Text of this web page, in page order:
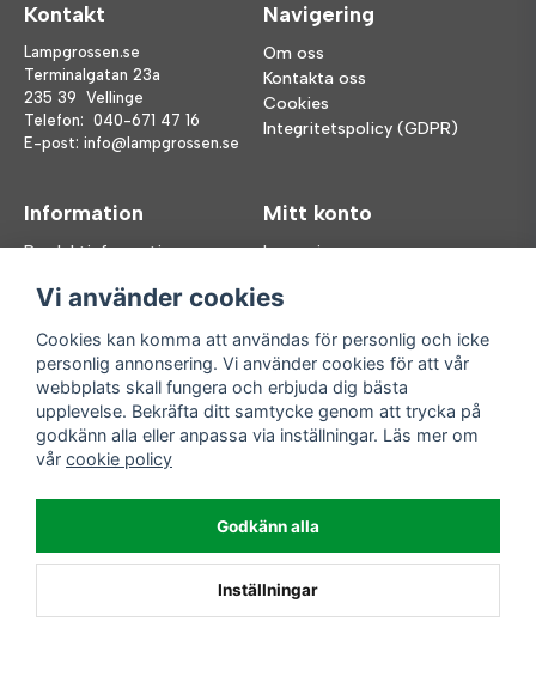
Kontakt
Lampgrossen.se
Terminalgatan 23a
235 39 Vellinge
Telefon: 040-671 47 16
E-post: info@lampgrossen.se
Navigering
Om oss
Kontakta oss
Cookies
Integritetspolicy (GDPR)
Information
Produktinformation
FAQ
Mitt konto
Logga in
Glömt lösenord?
Följ oss
Facebook
Instagram
Handla enkelt
Enkla leveranser
Vi använder cookies
Cookies kan komma att användas för personlig och icke
personlig annonsering. Vi använder cookies för att vår
webbplats skall fungera och erbjuda dig bästa
upplevelse. Bekräfta ditt samtycke genom att trycka på
godkänn alla eller anpassa via inställningar. Läs mer om
vår cookie policy
Godkänn alla
Inställningar